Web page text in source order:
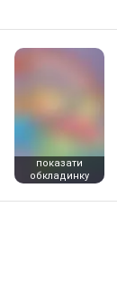
показати
обкладинку